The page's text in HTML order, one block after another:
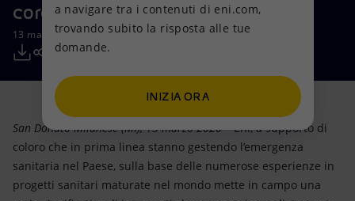
Mission e valori
Persone e Partnership
Net Zero
Modello satellitare
Energia accessibile
Diversificazione energetica
Tecnologie per la transizione
Collaborazioni per l'innovazione
Attività nel mondo
Casa
Imprese
Mobilità
coronavirus
13 marzo 2020 - 16:00 CET
San Donato Milanese (MI), 13 marzo 2020– Eni, a supporto di
coloro che in prima linea stanno gestendo l’emergenza
sanitaria nel Paese, sulla base delle numerose esperienze in
progetti sanitari maturate nel mondo mette in campo una
a navigare tra i contenuti di eni.com,
trovando subito la risposta alle tue
domande.
INIZIA ORA